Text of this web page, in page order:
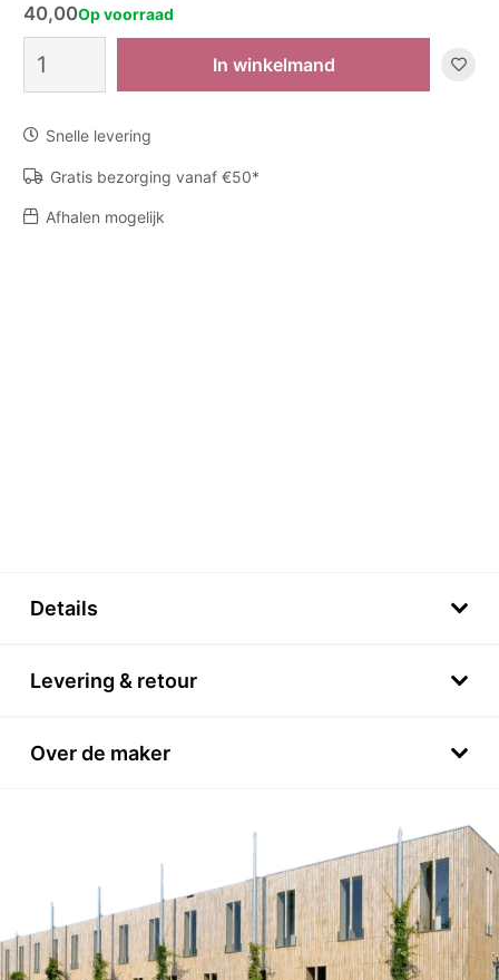
40,00Op voorraad
Eucalyptus
aantal
In winkelmand
Snelle levering
Gratis bezorging vanaf €50*
Afhalen mogelijk
Details
Levering & retour
Over de maker